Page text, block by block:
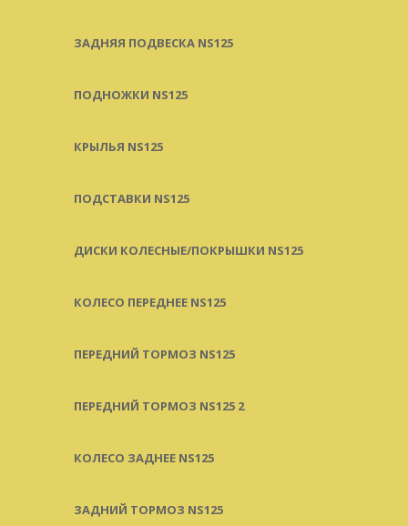
ЗАДНЯЯ ПОДВЕСКА NS125
ПОДНОЖКИ NS125
КРЫЛЬЯ NS125
ПОДСТАВКИ NS125
ДИСКИ КОЛЕСНЫЕ/ПОКРЫШКИ NS125
КОЛЕСО ПЕРЕДНЕЕ NS125
ПЕРЕДНИЙ ТОРМОЗ NS125
ПЕРЕДНИЙ ТОРМОЗ NS125 2
КОЛЕСО ЗАДНЕЕ NS125
ЗАДНИЙ ТОРМОЗ NS125